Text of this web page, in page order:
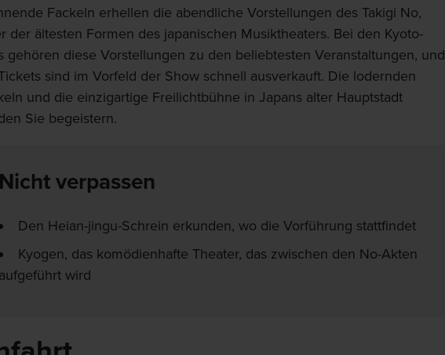
Fackeln erhellen die abendliche Vorstellungen des Takigi No,
der ältesten Formen des japanischen Musiktheaters. Bei den Kyoto-
gehören diese Vorstellungen zu den beliebtesten Veranstaltungen, und
sind im Vorfeld der Show schnell ausverkauft. Die lodernden
und die einzigartige Freilichtbühne in Japans alter Hauptstadt
Sie begeistern.
Nicht verpassen
Den Heian-jingu-Schrein erkunden, wo die Vorführung stattfindet
Kyogen, das komödienhafte Theater, das zwischen den No-Akten
aufgeführt wird